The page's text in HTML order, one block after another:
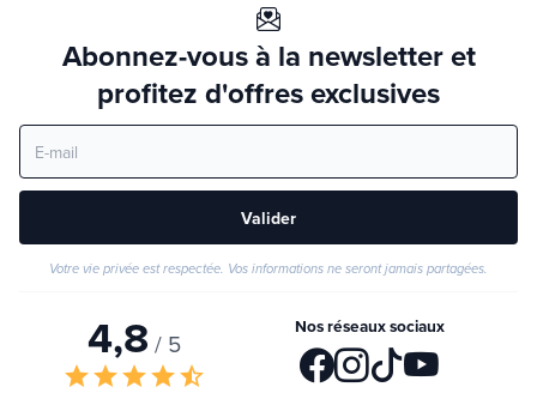
Abonnez-vous à la newsletter et
profitez d'offres exclusives
Valider
Votre vie privée est respectée. Vos informations ne seront jamais partagées.
4,8 / 5
starstarstarstarstar_half
Nos réseaux sociaux